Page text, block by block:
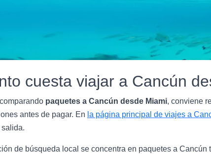
cuesta viajar a Cancún
paquetes a Cancún desde Miami, conviene
antes de pagar. En la página principal de viajes a
de búsqueda local se concentra en paquetes a